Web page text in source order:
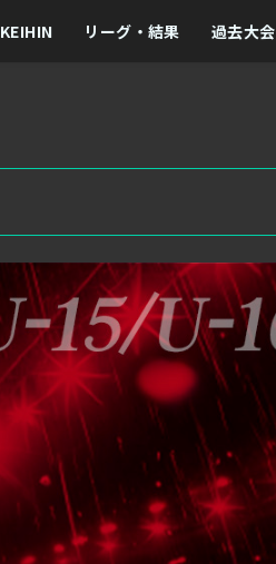
KEIHIN リーグ・結果 過去大会